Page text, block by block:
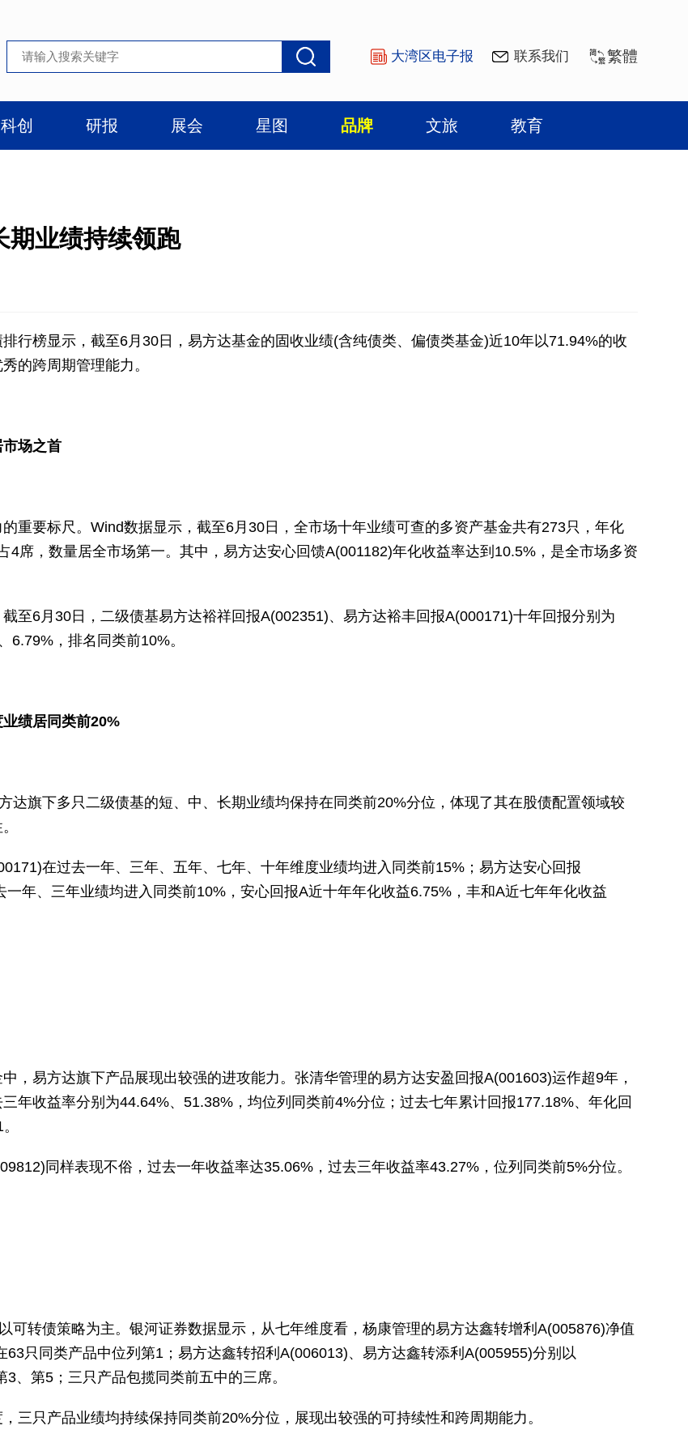
大湾区电子报 联系我们 繁體
科创 研报 展会 星图 品牌 文旅 教育
期业绩持续领跑
行榜显示，截至6月30日，易方达基金的固收业绩(含纯债类、偏债类基金)近10年以71.94%的收
的跨周期管理能力。
场之首
重要标尺。Wind数据显示，截至6月30日，全市场十年业绩可查的多资产基金共有273只，年化
4席，数量居全市场第一。其中，易方达安心回馈A(001182)年化收益率达到10.5%，是全市场多资
至6月30日，二级债基易方达裕祥回报A(002351)、易方达裕丰回报A(000171)十年回报分别为
6.79%，排名同类前10%。
绩居同类前20%
达旗下多只二级债基的短、中、长期业绩均保持在同类前20%分位，体现了其在股债配置领域较
在过去一年、三年、五年、七年、十年维度业绩均进入同类前15%；易方达安心回报
年、三年业绩均进入同类前10%，安心回报A近十年年化收益6.75%，丰和A近七年年化收益
，易方达旗下产品展现出较强的进攻能力。张清华管理的易方达安盈回报A(001603)运作超9年，
年收益率分别为44.64%、51.38%，均位列同类前4%分位；过去七年累计回报177.18%、年化回
同样表现不俗，过去一年收益率达35.06%，过去三年收益率43.27%，位列同类前5%分位。
可转债策略为主。银河证券数据显示，从七年维度看，杨康管理的易方达鑫转增利A(005876)净值
只同类产品中位列第1；易方达鑫转招利A(006013)、易方达鑫转添利A(005955)分别以
、第5；三只产品包揽同类前五中的三席。
三只产品业绩均持续保持同类前20%分位，展现出较强的可持续性和跨周期能力。